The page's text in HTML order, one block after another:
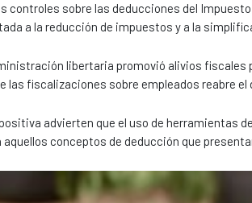
sobre las deducciones del
a la reducción de impuestos y a la
libertaria promovió alivios
las fiscalizaciones sobre empleados reabre
advierten que el uso de herramientas
conceptos de deducción que